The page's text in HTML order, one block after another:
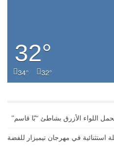
34° 32°
32°
اللواء الأزرق بشاطئ “بّا قاسم”
في مهرجان تيميزار للفضة